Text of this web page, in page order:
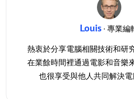
Louis · 專業編
熱衷於分享電腦相關技術和研
在業餘時間裡通過電影和音樂
也很享受與他人共同解決電